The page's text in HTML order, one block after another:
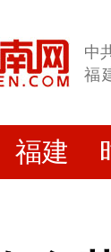
中
福
福建